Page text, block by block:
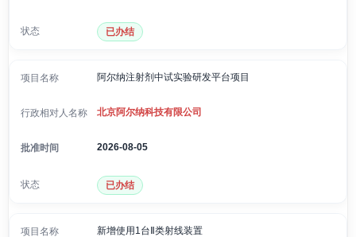
已办结
阿尔纳注射剂中试实验研发平台项目
北京阿尔纳科技有限公司
2026-08-05
已办结
新增使用1台Ⅱ类射线装置